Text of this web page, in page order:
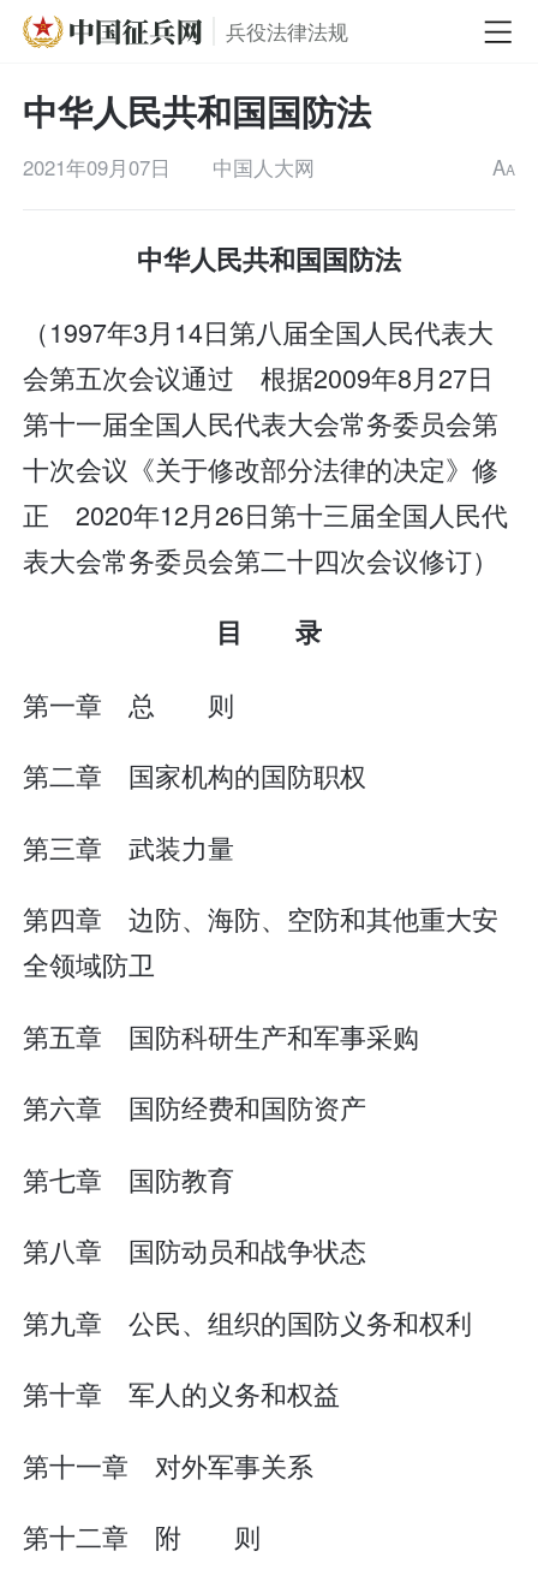
兵役法律法规
中华人民共和国国防法
2021年09月07日 中国人大网 AA
中华人民共和国国防法
（1997年3月14日第八届全国人民代表大
会第五次会议通过 根据2009年8月27日
第十一届全国人民代表大会常务委员会第
十次会议《关于修改部分法律的决定》修
正 2020年12月26日第十三届全国人民代
表大会常务委员会第二十四次会议修订）
目 录
第一章 总 则
第二章 国家机构的国防职权
第三章 武装力量
第四章 边防、海防、空防和其他重大安
全领域防卫
第五章 国防科研生产和军事采购
第六章 国防经费和国防资产
第七章 国防教育
第八章 国防动员和战争状态
第九章 公民、组织的国防义务和权利
第十章 军人的义务和权益
第十一章 对外军事关系
第十二章 附 则